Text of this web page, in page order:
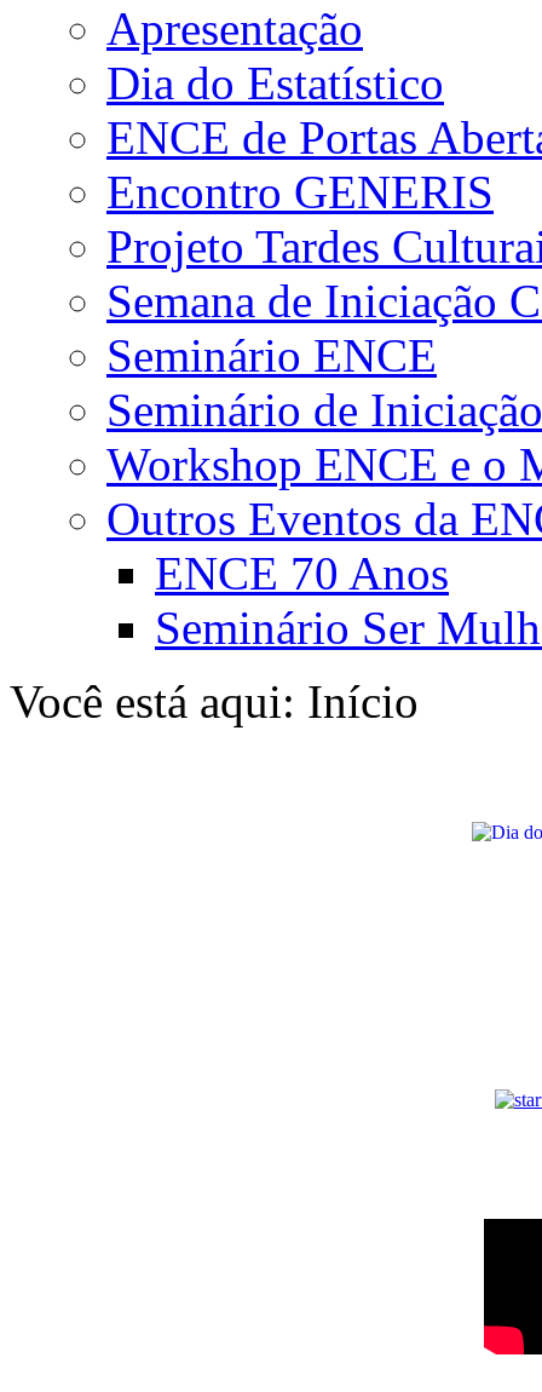
Apresentação
Dia do Estatístico
ENCE de Portas
Encontro GENERIS
Projeto Tardes
Semana de Iniciação
Seminário ENCE
Seminário de
Workshop ENCE e o
Outros Eventos da
ENCE 70 Anos
Seminário Ser
Você está aqui: Início